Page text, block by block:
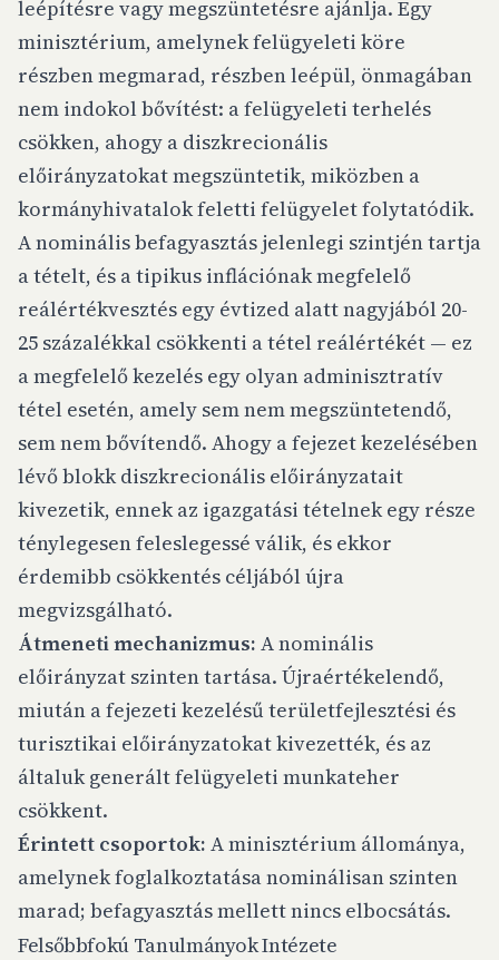
leépítésre vagy megszüntetésre ajánlja. Egy
minisztérium, amelynek felügyeleti köre
részben megmarad, részben leépül, önmagában
nem indokol bővítést: a felügyeleti terhelés
csökken, ahogy a diszkrecionális
előirányzatokat megszüntetik, miközben a
kormányhivatalok feletti felügyelet folytatódik.
A nominális befagyasztás jelenlegi szintjén tartja
a tételt, és a tipikus inflációnak megfelelő
reálértékvesztés egy évtized alatt nagyjából 20-
25 százalékkal csökkenti a tétel reálértékét — ez
a megfelelő kezelés egy olyan adminisztratív
tétel esetén, amely sem nem megszüntetendő,
sem nem bővítendő. Ahogy a fejezet kezelésében
lévő blokk diszkrecionális előirányzatait
kivezetik, ennek az igazgatási tételnek egy része
ténylegesen feleslegessé válik, és ekkor
érdemibb csökkentés céljából újra
megvizsgálható.
Átmeneti mechanizmus: A nominális
előirányzat szinten tartása. Újraértékelendő,
miután a fejezeti kezelésű területfejlesztési és
turisztikai előirányzatokat kivezették, és az
általuk generált felügyeleti munkateher
csökkent.
Érintett csoportok: A minisztérium állománya,
amelynek foglalkoztatása nominálisan szinten
marad; befagyasztás mellett nincs elbocsátás.
Felsőbbfokú Tanulmányok Intézete